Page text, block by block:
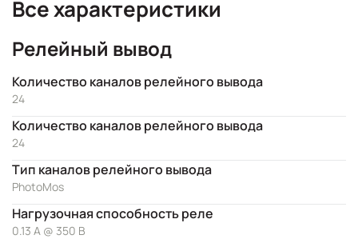
Все характеристики
Релейный вывод
Количество каналов релейного вывода
24
Количество каналов релейного вывода
24
Тип каналов релейного вывода
PhotoMos
Нагрузочная способность реле
0.13 А @ 350 В